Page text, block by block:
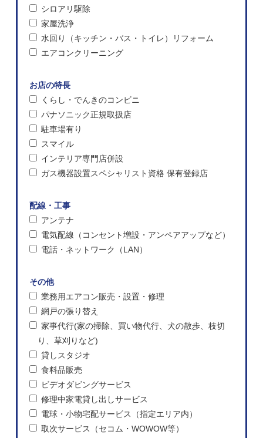
シロアリ駆除
家屋洗浄
水回り（キッチン・バス・トイレ）リフォーム
エアコンクリーニング
お店の特長
くらし・でんきのコンビニ
パナソニック正規取扱店
駐車場有り
スマイル
インテリア専門店併設
ガス機器設置スペシャリスト資格 保有登録店
配線・工事
アンテナ
電気配線（コンセント増設・アンペアアップなど）
電話・ネットワーク（LAN）
その他
業務用エアコン販売・設置・修理
網戸の張り替え
家事代行(家の掃除、買い物代行、犬の散歩、枝切
り、草刈りなど)
貸しスタジオ
食料品販売
ビデオダビングサービス
修理中家電貸し出しサービス
電球・小物宅配サービス（指定エリア内）
取次サービス（セコム・WOWOW等）